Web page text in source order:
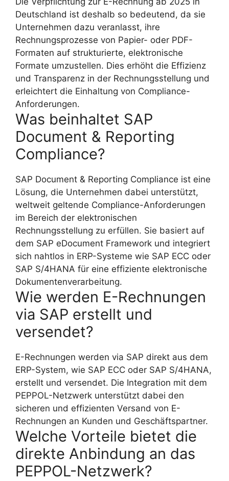
Deutschland ist deshalb so bedeutend, da sie
Unternehmen dazu veranlasst, ihre
Rechnungsprozesse von Papier- oder PDF-
Formaten auf strukturierte, elektronische
Formate umzustellen. Dies erhöht die Effizienz
und Transparenz in der Rechnungsstellung und
erleichtert die Einhaltung von Compliance-
Anforderungen.
Was beinhaltet SAP
Document & Reporting
Compliance?
SAP Document & Reporting Compliance ist eine
Lösung, die Unternehmen dabei unterstützt,
weltweit geltende Compliance-Anforderungen
im Bereich der elektronischen
Rechnungsstellung zu erfüllen. Sie basiert auf
dem SAP eDocument Framework und integriert
sich nahtlos in ERP-Systeme wie SAP ECC oder
SAP S/4HANA für eine effiziente elektronische
Dokumentenverarbeitung.
Wie werden E-Rechnungen
via SAP erstellt und
versendet?
E-Rechnungen werden via SAP direkt aus dem
ERP-System, wie SAP ECC oder SAP S/4HANA,
erstellt und versendet. Die Integration mit dem
PEPPOL-Netzwerk unterstützt dabei den
sicheren und effizienten Versand von E-
Rechnungen an Kunden und Geschäftspartner.
Welche Vorteile bietet die
direkte Anbindung an das
PEPPOL-Netzwerk?